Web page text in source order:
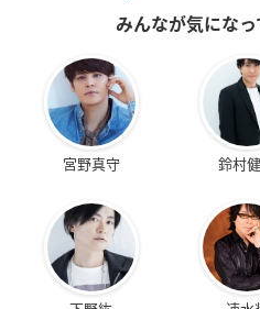
みんなが気にな
宮野真守 鈴村